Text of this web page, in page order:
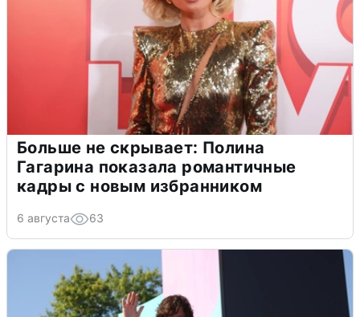
Больше не скрывает: Полина
Гагарина показала романтичные
кадры с новым избранником
6 августа 63